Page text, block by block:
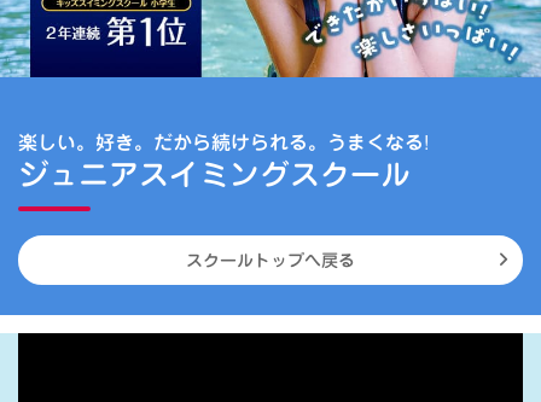
楽しい。好き。だから続けられる。うまくなる!
ジュニアスイミングスクール
スクールトップへ戻る